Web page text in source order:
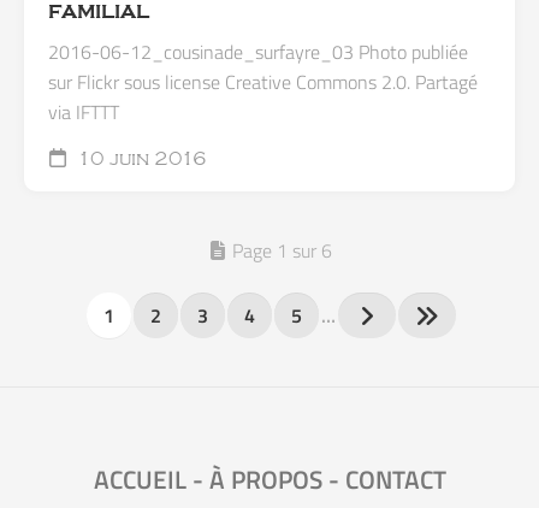
FAMILIAL
2016-06-12_cousinade_surfayre_03 Photo publiée
sur Flickr sous license Creative Commons 2.0. Partagé
via IFTTT
10 juin 2016
Page 1 sur 6
1 2 3 4 5 …
ACCUEIL-À PROPOS- CONTACT